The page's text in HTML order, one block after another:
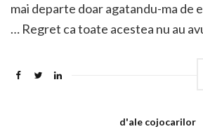
mai departe doar agatandu-ma de
… Regret ca toate acestea nu au
d'ale cojocarilor